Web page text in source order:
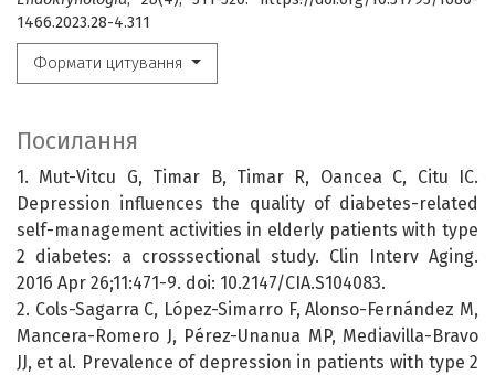
1466.2023.28-4.311
Формати цитування
Посилання
1. Mut-Vitcu G, Timar B, Timar R, Oancea C, Citu IC.
Depression influences the quality of diabetes-related
self-management activities in elderly patients with type
2 diabetes: a crosssectional study. Clin Interv Aging.
2016 Apr 26;11:471-9. doi: 10.2147/CIA.S104083.
2. Cols-Sagarra C, López-Simarro F, Alonso-Fernández M,
Mancera-Romero J, Pérez-Unanua MP, Mediavilla-Bravo
JJ, et al. Prevalence of depression in patients with type 2